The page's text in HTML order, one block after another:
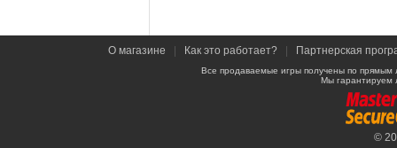
О магазине Как это работает? Партнерская
Все продаваемые игры получены по
Мы гарантируем
©